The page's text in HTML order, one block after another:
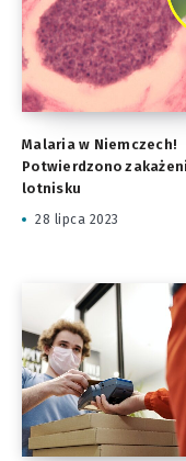
Malaria w Niemczech!
Potwierdzono
lotnisku
28 lipca 2023